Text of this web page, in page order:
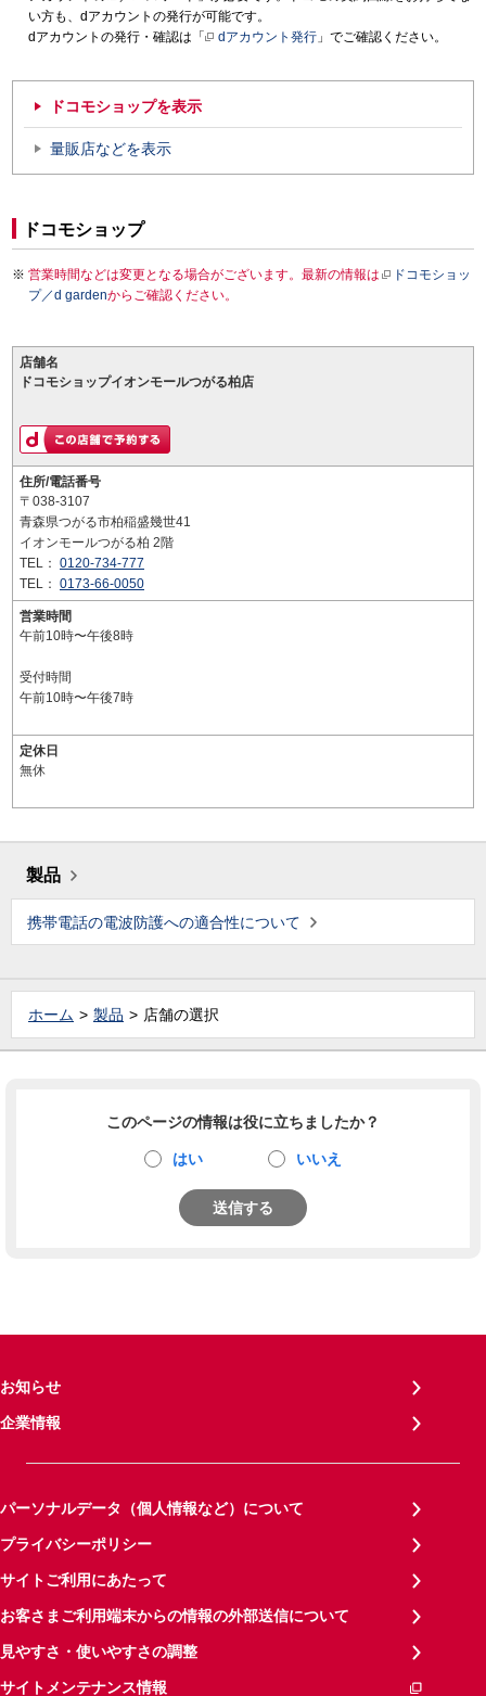
い方も、dアカウントの発行が可能です。
dアカウントの発行・確認は「
dアカウント発行 」でご確認ください。
ドコモショップを表示
量販店などを表示
ドコモショップ
営業時間などは変更となる場合がございます。最新の情報は
ドコモショッ
プ／d gardenからご確認ください。
店舗名
ドコモショップイオンモールつがる柏店
住所/電話番号
〒038-3107
青森県つがる市柏稲盛幾世41
イオンモールつがる柏 2階
TEL： 0120-734-777
TEL： 0173-66-0050
営業時間
午前10時〜午後8時
受付時間
午前10時〜午後7時
定休日
無休
製品
携帯電話の電波防護への適合性について
ホーム 製品 店舗の選択
このページの情報は役に立ちましたか？
はい いいえ
送信する
お知らせ
企業情報
パーソナルデータ（個人情報など）について
プライバシーポリシー
サイトご利用にあたって
お客さまご利用端末からの情報の外部送信について
見やすさ・使いやすさの調整
サイトメンテナンス情報